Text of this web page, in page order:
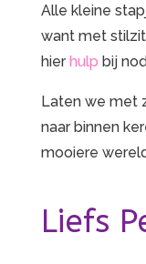
Alle kleine
want met
hierhulp bij
Laten we met
naar binnen
mooiere
Liefs